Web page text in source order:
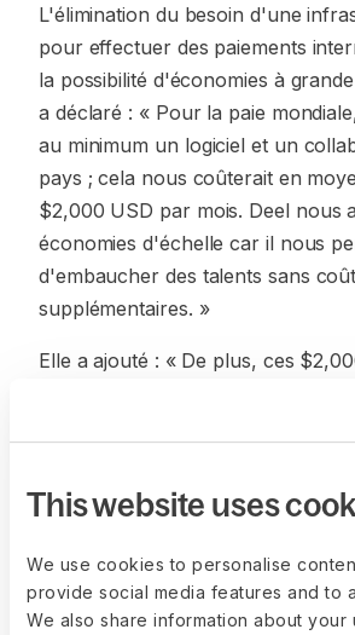
This website uses
We use cookies to personalise
provide social media features and to
We also share information about your
L'élimination du besoin d'une
pour effectuer des paiements
la possibilité d'économies à
a déclaré : « Pour la paie
au minimum un logiciel et un
pays ; cela nous coûterait en
$2,000 USD par mois. Deel nous
économies d'échelle car il nous
d'embaucher des talents sans
supplémentaires. »
Elle a ajouté : « De plus, ces
pas fixes ; à mesure que
ce montant augmente. » Avec
se développent, sans jamais
dépenses exponentielles.